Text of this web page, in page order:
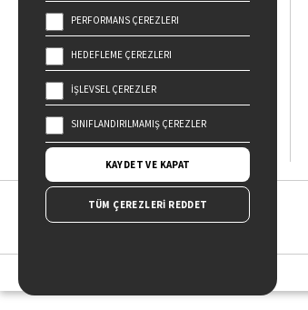
Doğan Kitap, bir Doğan Holding
kuruluşudur.
19 Mayıs Cad. Golden Plaza No:1 Kat:10
34360 / Şişli / İstanbul
PERFORMANS ÇEREZLERI
HEDEFLEME ÇEREZLERI
İŞLEVSEL ÇEREZLER
SINIFLANDIRILMAMIŞ ÇEREZLER
KAYDET VE KAPAT
TÜM ÇEREZLERİ REDDET